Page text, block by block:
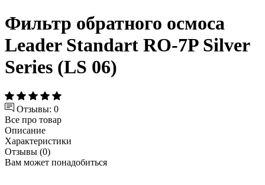
Фильтр обратного осмоса
Leader Standart RO-7P Silver
Series (LS 06)
Отзывы: 0
Все про товар
Описание
Характеристики
Отзывы (0)
Вам может понадобиться